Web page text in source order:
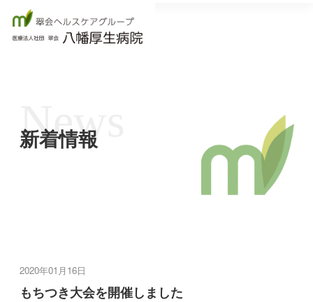
News
新着情報
2020年01月16日
もちつき大会を開催しました